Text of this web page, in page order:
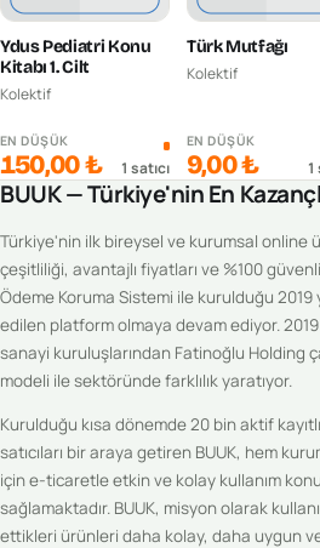
Ydus Pediatri Konu
Kitabı 1. Cilt
Kolektif
EN DÜŞÜK
150,00 ₺ 1 satıcı
Türk Mutfağı
Kolektif
EN DÜŞÜK
9,00 ₺ 1
BUUK — Türkiye'nin En
Türkiye'nin ilk bireysel ve kurumsal online
çeşitliliği, avantajlı fiyatları ve %100
Ödeme Koruma Sistemi ile kurulduğu 2019
edilen platform olmaya devam ediyor.
sanayi kuruluşlarından Fatinoğlu Holding
modeli ile sektöründe farklılık yaratıyor.
Kurulduğu kısa dönemde 20 bin aktif kayıtlı
satıcıları bir araya getiren BUUK, hem
için e-ticaretle etkin ve kolay kullanım
sağlamaktadır. BUUK, misyon olarak
ettikleri ürünleri daha kolay, daha uygun ve